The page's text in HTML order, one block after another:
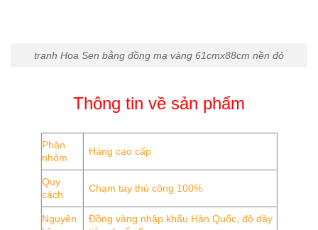
tranh Hoa Sen bằng đồng mạ vàng 61cmx88cm nền đỏ
Thông tin về sản phẩm
Phân
nhóm
Hàng cao cấp
Quy
cách
Chạm tay thủ công 100%
Nguyên
Đồng vàng nhập khẩu Hàn Quốc, độ dày